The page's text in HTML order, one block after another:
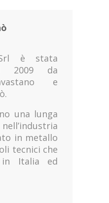
è stata
2009 da
e
una lunga
in metallo
tecnici che
in Italia ed